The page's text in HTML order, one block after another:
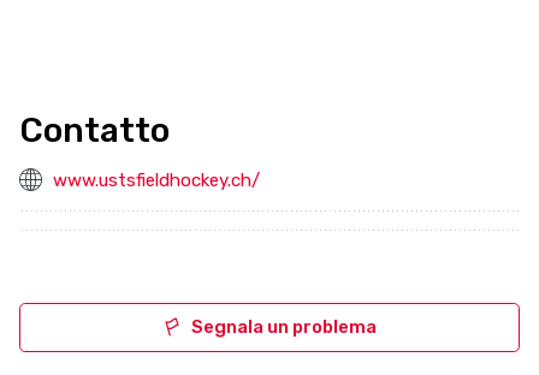
Contatto
www.ustsfieldhockey.ch/
Segnala un problema